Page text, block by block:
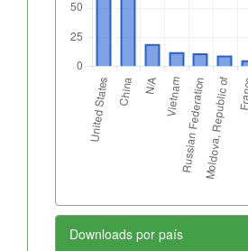
Downloads por país